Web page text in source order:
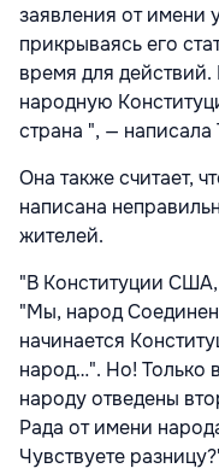
заявления от имени
прикрываясь его
время для
народную
страна ", —
Она также считает,
написана
жителей.
"В Конституции США,
"Мы, народ
начинается
народ…". Но! Только
народу отведены
Рада от имени
Чувствуете